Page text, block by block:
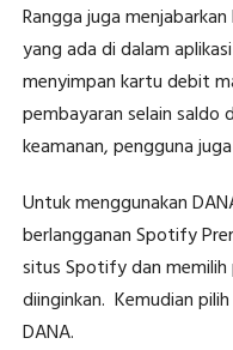
Rangga juga
yang ada di dalam
menyimpan kartu debit
pembayaran selain saldo
keamanan, pengguna
Untuk menggunakan
berlangganan Spotify
situs Spotify dan
diinginkan. Kemudian
DANA.